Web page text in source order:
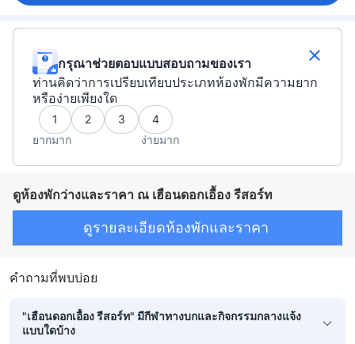
กรุณาช่วยตอบแบบสอบถามของเรา
ท่านคิดว่าการเปรียบเทียบประเภทห้องพักมีความยาก
หรือง่ายเพียงใด
1 2 3
4
ยากมาก
ง่ายมาก
ดูห้องพักว่างและราคา ณ เฮือนดอกเอื้อง รีสอร์ท
ดูรายละเอียดห้องพักและราคา
คำถามที่พบบ่อย
"เฮือนดอกเอื้อง รีสอร์ท" มีกีฬาทางบกและกิจกรรมกลางแจ้ง
แบบใดบ้าง